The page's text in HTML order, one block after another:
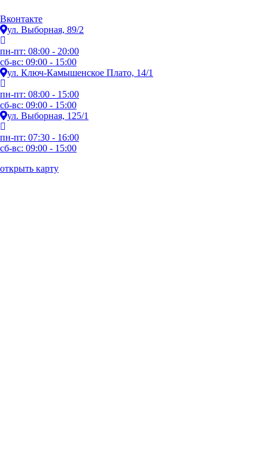
Вконтакте
ул. Выборная, 89/2
пн-пт: 08:00 - 20:00
сб-вс: 09:00 - 15:00
ул. Ключ-Камышенское Плато, 14/1
пн-пт: 08:00 - 15:00
сб-вс: 09:00 - 15:00
ул. Выборная, 125/1
пн-пт: 07:30 - 16:00
сб-вс: 09:00 - 15:00
открыть карту